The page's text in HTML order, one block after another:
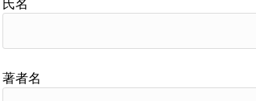
氏名
著者名